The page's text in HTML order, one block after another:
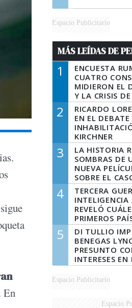
En
Espacio Publicitario
MÁS LEÍDAS DE
1
ENCUESTA
CUATRO
MIDIERON EL
Y LA CRISIS
PERONISMO
2
RICARDO
EN EL
KIRCHNER
3
LA HISTORIA
SOMBRAS DE
NUEVA
SOBRE EL
QUE
MARIDO
4
TERCERA
INTELIGENCIA
REVELÓ
PRIMEROS
DERROTADOS
5
DI TULLIO
BENEGAS
PRESUNTO
INTERESES
LEY DE
Espacio Publicitario
Espacio